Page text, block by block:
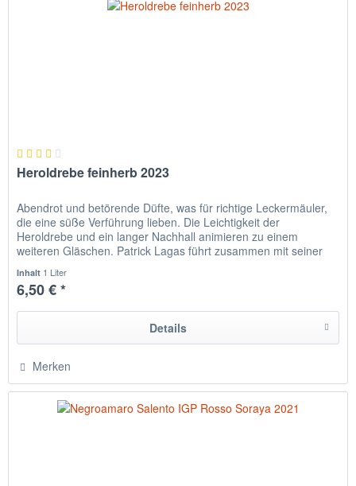
Heroldrebe feinherb 2023
Abendrot und betörende Düfte, was für richtige Leckermäuler,
die eine süße Verführung lieben. Die Leichtigkeit der
Heroldrebe und ein langer Nachhall animieren zu einem
weiteren Gläschen. Patrick Lagas führt zusammen mit seiner
Inhalt 1 Liter
6,50 € *
Details
Merken